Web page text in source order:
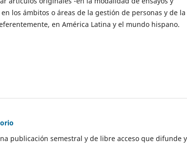
los ámbitos o áreas de la gestión de personas y de la
en América Latina y el mundo hispano.
publicación semestral y de libre acceso que difunde y